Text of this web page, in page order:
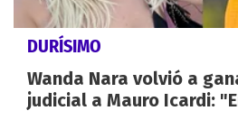
DURÍSIMO
Wanda Nara volvió a
judicial a Mauro Icardi: